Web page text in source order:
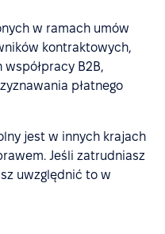
w ramach umów
kontraktowych,
B2B,
płatnego
jest w innych krajach
Jeśli zatrudniasz
uwzględnić to w